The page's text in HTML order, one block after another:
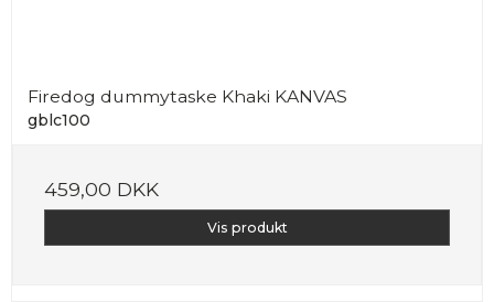
Firedog dummytaske Khaki KANVAS
gblc100
459,00 DKK
Vis produkt